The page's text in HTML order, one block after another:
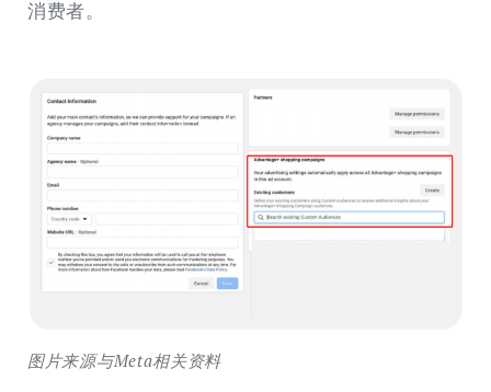
消费者。
图片来源与Meta相关资料